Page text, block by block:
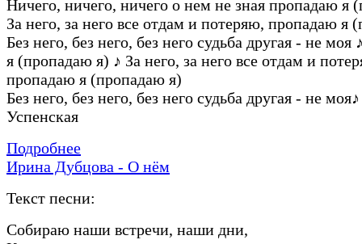
Ничего, ничего, ничего о нем не зная пропадаю я
За него, за него все отдам и потеряю, пропадаю я
Без него, без него, без него судьба другая - не моя
я (пропадаю я) ♪ За него, за него все отдам и
пропадаю я (пропадаю я)
Без него, без него, без него судьба другая - не моя♪
Успенская
Подробнее
Ирина Дубцова - О нём
Текст песни:
Собираю наши встречи, наши дни,